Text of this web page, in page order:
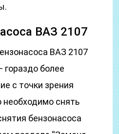
ВАЗ 2107
ВАЗ 2107
более
с точки зрения
необходимо снять
бензонасоса